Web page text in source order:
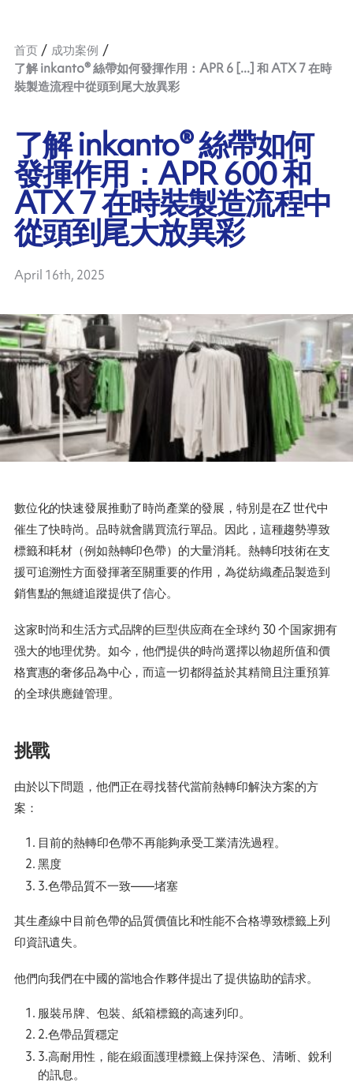
首页
成功案例
了解 inkanto® 絲帶如何發揮作用：APR 6 [...] 和 ATX 7 在時
裝製造流程中從頭到尾大放異彩
了解 inkanto® 絲帶如何
發揮作用：APR 600 和
ATX 7 在時裝製造流程中
從頭到尾大放異彩
April 16th, 2025
數位化的快速發展推動了時尚產業的發展，特別是在Z 世代中
催生了快時尚。品時就會購買流行單品。因此，這種趨勢導致
標籤和耗材（例如熱轉印色帶）的大量消耗。熱轉印技術在支
援可追溯性方面發揮著至關重要的作用，為從紡織產品製造到
銷售點的無縫追蹤提供了信心。
这家时尚和生活方式品牌的巨型供应商在全球约 30 个国家拥有
强大的地理优势。如今，他們提供的時尚選擇以物超所值和價
格實惠的奢侈品為中心，而這一切都得益於其精簡且注重預算
的全球供應鏈管理。
挑戰
由於以下問題，他們正在尋找替代當前熱轉印解決方案的方
案：
目前的熱轉印色帶不再能夠承受工業清洗過程。
黑度
3.色帶品質不一致——堵塞
其生產線中目前色帶的品質價值比和性能不合格導致標籤上列
印資訊遺失。
他們向我們在中國的當地合作夥伴提出了提供協助的請求。
服裝吊牌、包裝、紙箱標籤的高速列印。
2.色帶品質穩定
3.高耐用性，能在緞面護理標籤上保持深色、清晰、銳利
的訊息。